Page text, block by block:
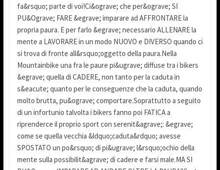
fa&rsquo; parte di voi!Ci&ograve; che per&ograve; SI
PU&Ograve; FARE &egrave; imparare ad AFFRONTARE la
propria paura. E per farlo &egrave; necessario ALLENARE la
mente a LAVORARE in un modo NUOVO e DIVERSO quando ci
si trova di fronte all&rsquo;oggetto della paura.Nella
Mountainbike una fra le paure pi&ugrave; diffuse tra i bikers
&egrave; quella di CADERE, non tanto per la caduta in
s&eacute; quanto per le conseguenze che la caduta, quando
molto brutta, pu&ograve; comportare.Soprattutto a seguito
di un infortunio talvolta i bikers fanno poi FATICA a
riprenderce il proprio sport con serenit&agrave;: &egrave;
come se quella vecchia &ldquo;caduta&rdquo; avesse
SPOSTATO un po&rsquo; di pi&ugrave; l&rsquo;ochio della
mente sulla possibilit&agrave; di cadere e farsi male.MA SI